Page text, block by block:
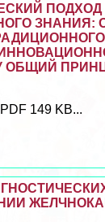
ПОДХОД
ЗНАНИЯ:
149 KB...